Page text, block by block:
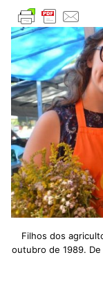
Filhos dos
outubro de 1989.